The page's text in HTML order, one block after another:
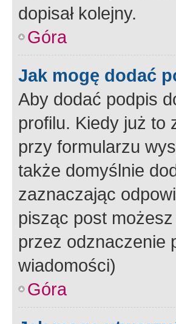
dopisał kolejny.
Góra
Jak mogę dodać
Aby dodać podpis
profilu. Kiedy już
przy formularzu
także domyślnie
zaznaczając
pisząc post
przez odznaczenie
wiadomości)
Góra